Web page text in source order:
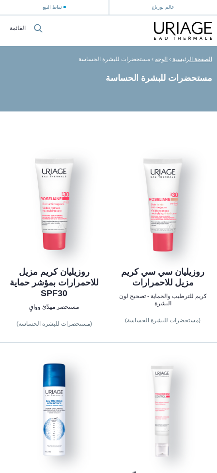
عالم يورياج نقاط البيع
القائمة
الصفحة الرئيسية › الوجه › مستحضرات للبشرة الحساسة
مستحضرات للبشرة الحساسة
روزيليان سي سي كريم
مزيل للاحمرارات
كريم للترطيب والحماية - تصحيح لون
البشرة
(مستحضرات للبشرة الحساسة)
روزيليان كريم مزيل
للاحمرارات بمؤشر حماية
SPF30
مستحضر مهدّئ وواقٍ
(مستحضرات للبشرة الحساسة)